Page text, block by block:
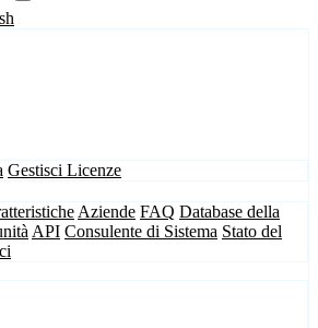
Gestisci Licenze
Aziende FAQ Database della
API Consulente di Sistema Stato del